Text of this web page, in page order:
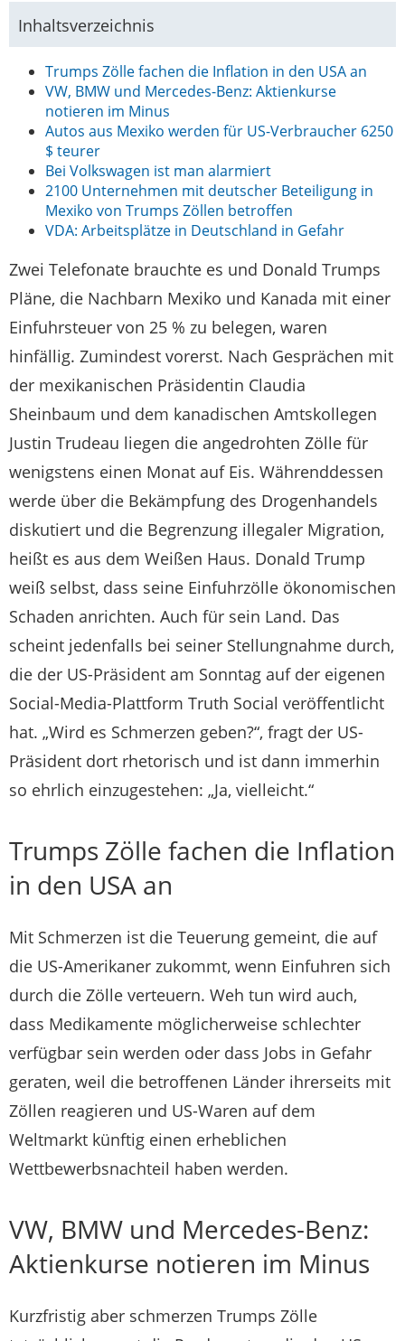
Inhaltsverzeichnis
Trumps Zölle fachen die Inflation in den USA an
VW, BMW und Mercedes-Benz: Aktienkurse
notieren im Minus
Autos aus Mexiko werden für US-Verbraucher 6250
$ teurer
Bei Volkswagen ist man alarmiert
2100 Unternehmen mit deutscher Beteiligung in
Mexiko von Trumps Zöllen betroffen
VDA: Arbeitsplätze in Deutschland in Gefahr
Zwei Telefonate brauchte es und Donald Trumps
Pläne, die Nachbarn Mexiko und Kanada mit einer
Einfuhrsteuer von 25 % zu belegen, waren
hinfällig. Zumindest vorerst. Nach Gesprächen mit
der mexikanischen Präsidentin Claudia
Sheinbaum und dem kanadischen Amtskollegen
Justin Trudeau liegen die angedrohten Zölle für
wenigstens einen Monat auf Eis. Währenddessen
werde über die Bekämpfung des Drogenhandels
diskutiert und die Begrenzung illegaler Migration,
heißt es aus dem Weißen Haus. Donald Trump
weiß selbst, dass seine Einfuhrzölle ökonomischen
Schaden anrichten. Auch für sein Land. Das
scheint jedenfalls bei seiner Stellungnahme durch,
die der US-Präsident am Sonntag auf der eigenen
Social-Media-Plattform Truth Social veröffentlicht
hat. „Wird es Schmerzen geben?“, fragt der US-
Präsident dort rhetorisch und ist dann immerhin
so ehrlich einzugestehen: „Ja, vielleicht.“
Trumps Zölle fachen die Inflation
in den USA an
Mit Schmerzen ist die Teuerung gemeint, die auf
die US-Amerikaner zukommt, wenn Einfuhren sich
durch die Zölle verteuern. Weh tun wird auch,
dass Medikamente möglicherweise schlechter
verfügbar sein werden oder dass Jobs in Gefahr
geraten, weil die betroffenen Länder ihrerseits mit
Zöllen reagieren und US-Waren auf dem
Weltmarkt künftig einen erheblichen
Wettbewerbsnachteil haben werden.
VW, BMW und Mercedes-Benz:
Aktienkurse notieren im Minus
Kurzfristig aber schmerzen Trumps Zölle